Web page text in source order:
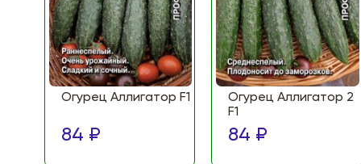
Огурец Аллигатор F1
84 ₽
Огурец Аллигатор 2
F1
84 ₽